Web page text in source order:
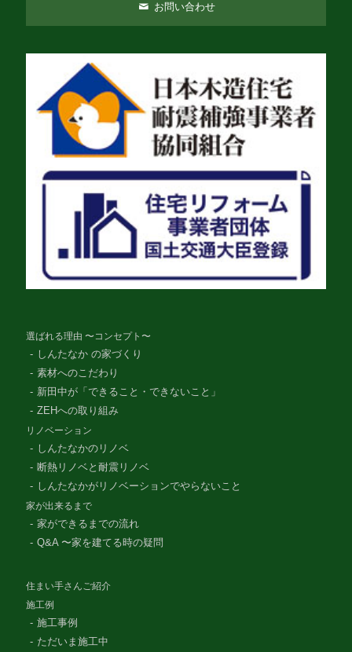
お問い合わせ
選ばれる理由 〜コンセプト〜
しんたなか の家づくり
素材へのこだわり
新田中が「できること・できないこと」
ZEHへの取り組み
リノベーション
しんたなかのリノベ
断熱リノベと耐震リノベ
しんたなかがリノベーションでやらないこと
家が出来るまで
家ができるまでの流れ
Q&A 〜家を建てる時の疑問
住まい手さんご紹介
施工例
施工事例
ただいま施工中